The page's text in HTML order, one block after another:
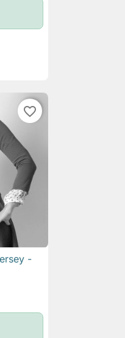
favorite_border
-